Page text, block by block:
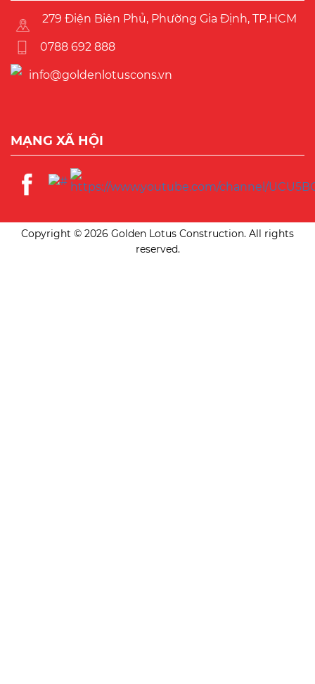
279 Điện Biên Phủ, Phường Gia Định, TP.HCM
0788 692 888
info@goldenlotuscons.vn
MẠNG XÃ HỘI
Copyright © 2026 Golden Lotus Construction. All rights
reserved.